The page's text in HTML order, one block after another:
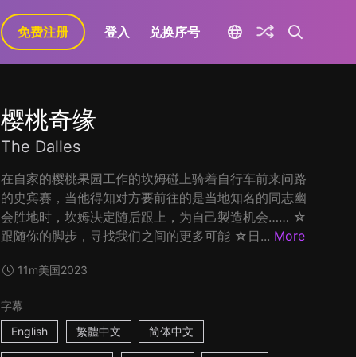
免费注册 登入 兑换序号
樱桃奇缘
The Dalles
在自家的樱桃果园工作的坎姆碰上骑着自行车前来问路
的史宾赛，当他得知对方要前往的是当地知名的同志幽
会胜地时，坎姆决定随后跟上，为自己製造机会…… ☆
跟随你的脚步，寻找我们之间的更多可能 ☆日... More
11m美国2023
字幕
English
繁體中文 简体中文